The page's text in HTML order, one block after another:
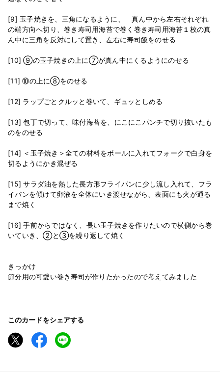
[9] 玉子焼きを、三角になるように、 真ん中から左右それぞれ
の端方向へ切り、巻き寿司用海苔で巻く巻き寿司用海苔１枚の真
ん中に三角を反対にして置き、左右に寿司飯をのせる
[10] ⑨の玉子焼きの上に⑦が真ん中にくるようにのせる
[11] ⑩の上に⑧をのせる
[12] ラップごとクルッと巻いて、ギュッとしめる
[13] 包丁で切って、味付海苔を、にこにこパンチで切り抜いたも
のをのせる
[14] ＜玉子焼き＞全ての材料をボールに入れてフォークで白身を
切るようにかき混ぜる
[15] サラダ油を熱した長方形フライパンに少し流し入れて、フラ
イパンを傾けて卵液を全体にいき渡せながら、表面にも火が通る
まで焼く
[16] 手前からではなく、長い玉子焼きを作りたいので横側から巻
いていき、②と③を繰り返して焼く
きっかけ
節分用の可愛い巻き寿司が作りたかったので考えてみました
このカードをシェアする